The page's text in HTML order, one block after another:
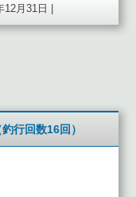
12月31日 |
行回数16回）